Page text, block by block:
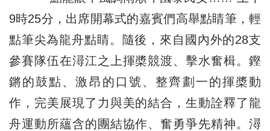
9時25分，出席開幕式的嘉賓們高舉點睛筆，輕
點筆尖為龍舟點睛。隨後，來自國內外的28支
參賽隊伍在潯江之上揮槳競渡、擊水奮楫。鏗
鏘的鼓點、激昂的口號、整齊劃一的揮槳動
作，完美展現了力與美的結合，生動詮釋了龍
舟運動所蘊含的團結協作、奮勇爭先精神。潯